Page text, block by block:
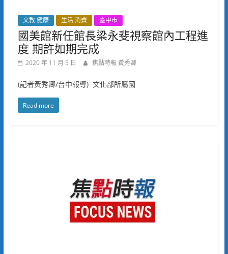
文教.健康 生活.消費 臺中市
國美館新任館長梁永斐視察館內工程進
度 期許如期完成
2020 年 11 月 5 日 焦點時報 黃秀卿
(記者黃秀卿/台中報導) 文化部所屬國
Read more